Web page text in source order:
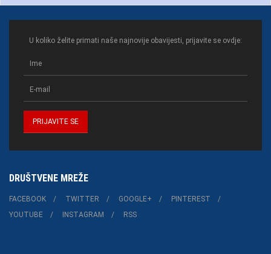
U koliko želite primati naše najnovije obavijesti, prijavite se ovdje:
DRUŠTVENE MREŽE
FACEBOOK TWITTER GOOGLE+
PINTEREST
YOUTUBE
INSTAGRAM RSS